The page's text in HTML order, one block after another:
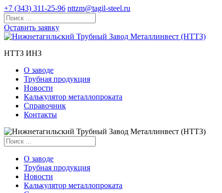
+7 (343) 311-25-96 nttzm@tagil-steel.ru
Оставить заявку
НТТЗ ИНЗ
О заводе
Трубная продукция
Новости
Калькулятор металлопроката
Справочник
Контакты
О заводе
Трубная продукция
Новости
Калькулятор металлопроката